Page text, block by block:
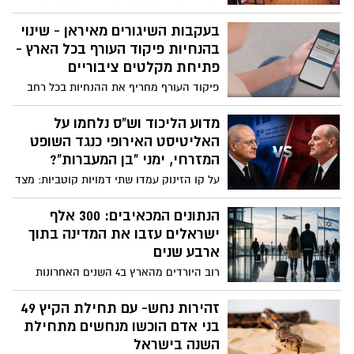
תדרוך כתבים ולאחר סבב התייעצויות עם
בכירי משרד החינוך, ראשי רשויות, נציגי
המועצות האזוריות ושותפים נוספים, כי
מדיניות המשרד היא לפעול לחזרה מהירה
ככל הניתן ללמידה פרונטלית, בכפוף להנחיות
פיקוד העורף.
בעקבות השיגורים מאיראן - שינוי
בהנחיות פיקוד העורף בכל הארץ -
פתיחת מקלטים ציבוריים
פיקוד העורף מחריף את ההנחיות בכל רחב
הארץ בעקבות הירי מאיראן לשטח ישראל,
שמתכוונת להגיב בעוצמה לירי. אלו ההנחיות
החדשות
מדוע הליכוד וש"ס נלחמו על
האליטיסט האירופי כנגד השופט
המזרחי, ימני "בן המעברות"?
על קו הזינוק עמדו שתי דמויות קוטביות: מצד
אחד, שופט בית המשפט העליון בדימוס יוסף
אלרון (אלפריח) – בשר מבשרה של
הפריפריה, בן למשפחה עיראקית מרובת
ילדים שגדל בדירת שני חדרים של עמידר
החברתית למוחלשים. מצד שני, עו"ד פרטי -
משפטנים ואנשי אקדמיה מיוחסת, המייצג
אליטה כלכלית ותרבותית סגורה. ההיגיון אומר
– השופט אלרון אמור להיות הבחירה
הנתונים המכאיבים: 300 אלף
ישראלים עזבו את המדינה בתוך
ארבע שנים
רוב היורדים מהארץ ב4 השנים האחרונות
הם- צעירים, נשואים ומשכילים. כאשר כ-200
אלף ישראלים יותר עוזבים מאשר חוזרים,
מדובר למעשה בעיר גדולה שלמה (כמו
אשדוד למשל) שנעלמת מהמפה הדמוגרפית
זהירות נחש- עם תחילת הקיץ 49
בני אדם הוכשו מנחשים מתחילת
השנה בישראל